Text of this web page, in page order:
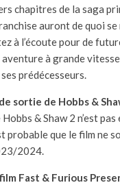
chapitres de la saga
auront de quoi
à l’écoute pour de
à grande
prédécesseurs.
sortie de Hobbs &
& Shaw 2 n’est pas
probable que le film ne
2024.
Fast & Furious